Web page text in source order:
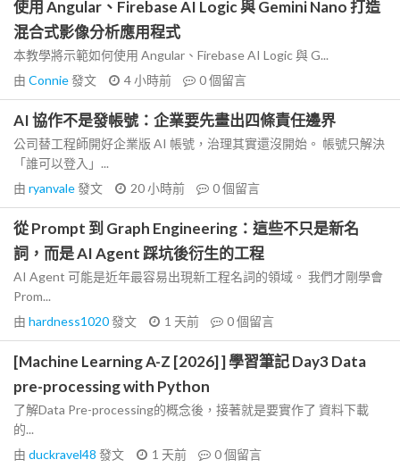
使用 Angular、Firebase AI Logic 與 Gemini Nano 打造
混合式影像分析應用程式
本教學將示範如何使用 Angular、Firebase AI Logic 與 G...
由 Connie發文 4 小時前 0個留言
AI 協作不是發帳號：企業要先畫出四條責任邊界
公司替工程師開好企業版 AI 帳號，治理其實還沒開始。 帳號只解決
「誰可以登入」...
由 ryanvale發文 20 小時前 0個留言
從 Prompt 到 Graph Engineering：這些不只是新名
詞，而是 AI Agent 踩坑後衍生的工程
AI Agent 可能是近年最容易出現新工程名詞的領域。 我們才剛學會
Prom...
由 hardness1020發文 1 天前 0個留言
[Machine Learning A-Z [2026] ] 學習筆記 Day3 Data
pre-processing with Python
了解Data Pre-processing的概念後，接著就是要實作了 資料下載
的...
由 duckravel48 發文 1 天前 0個留言